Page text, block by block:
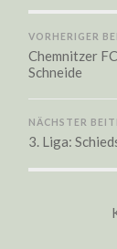
VORHERIGER
Chemnitzer
Schneide
NÄCHSTER
3. Liga: